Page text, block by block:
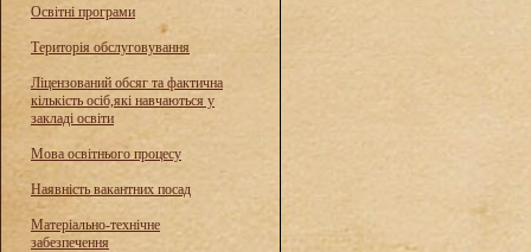
Освітні програми
Територія обслуговування
Ліцензований обсяг та фактична
кількість осіб,які навчаються у
закладі освіти
Мова освітнього процесу
Наявність вакантних посад
Матеріально-технічне
забезпечення